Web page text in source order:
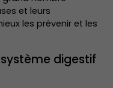
et leurs
les prévenir et les
digestif